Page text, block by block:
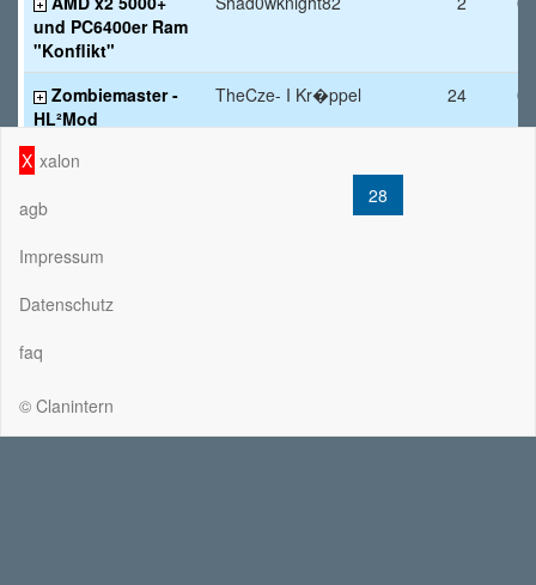
und PC6400er Ram
"Konflikt"
Zombiemaster -
HL²Mod
TheCze- I Kr�ppel 24
28
X xalon
agb
Impressum
Datenschutz
faq
© Clanintern